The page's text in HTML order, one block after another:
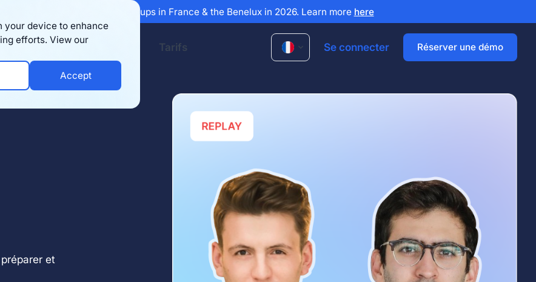
your device to enhance
efforts. View our
Accept
100 fastest-growing startups in France & the Benelux in 2026. Learn more here
Entreprise Tarifs Se connecter Réserver une démo
et